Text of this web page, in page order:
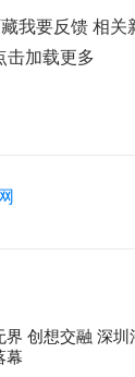
我要反馈 相
击加载更多
界 创想交融 深
幕